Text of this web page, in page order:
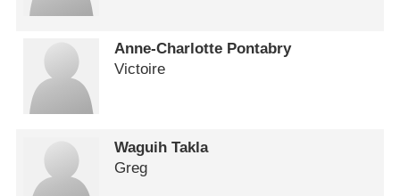
Anne-Charlotte Pontabry
Victoire
Waguih Takla
Greg